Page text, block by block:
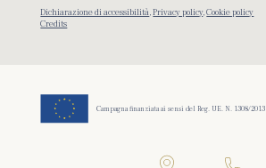
Dichiarazione di accessibilità ,Privacy policy,Cookie policy
Credits
Campagna finanziata ai sensi del Reg. UE. N. 1308/2013